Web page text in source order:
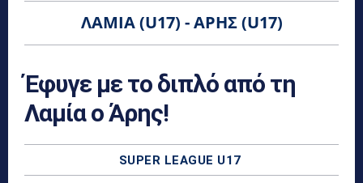
ΛΑΜΊΑ (U17) - ΆΡΗΣ (U17)
Έφυγε με το διπλό από τη
Λαμία ο Άρης!
SUPER LEAGUE U17